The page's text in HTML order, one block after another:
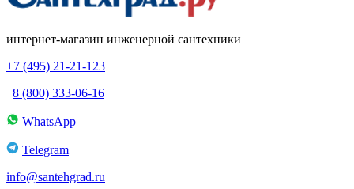
интернет-магазин инженерной сантехники
+7 (495) 21-21-123
8 (800) 333-06-16
WhatsApp
Telegram
info@santehgrad.ru